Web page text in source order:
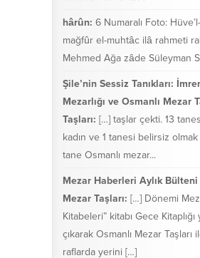
hârûn: 6 Numaralı Foto:
mağfûr el-muhtâc ilâ rahmeti
Mehmed Ağa zâde Süleyman
Şile’nin Sessiz Tanıkları:
Mezarlığı ve Osmanlı Mezar
Taşları: […] taşlar çekti. 13
kadın ve 1 tanesi belirsiz
tane Osmanlı mezar...
Mezar Haberleri Aylık
Mezar Taşları: […] Dönemi
Kitabeleri” kitabı Gece Kitaplığı
çıkarak Osmanlı Mezar
raflarda yerini […]